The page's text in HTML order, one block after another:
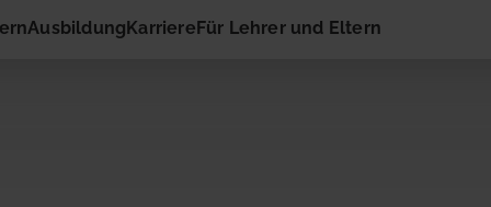
AusbildungKarriereFür Lehrer und Eltern